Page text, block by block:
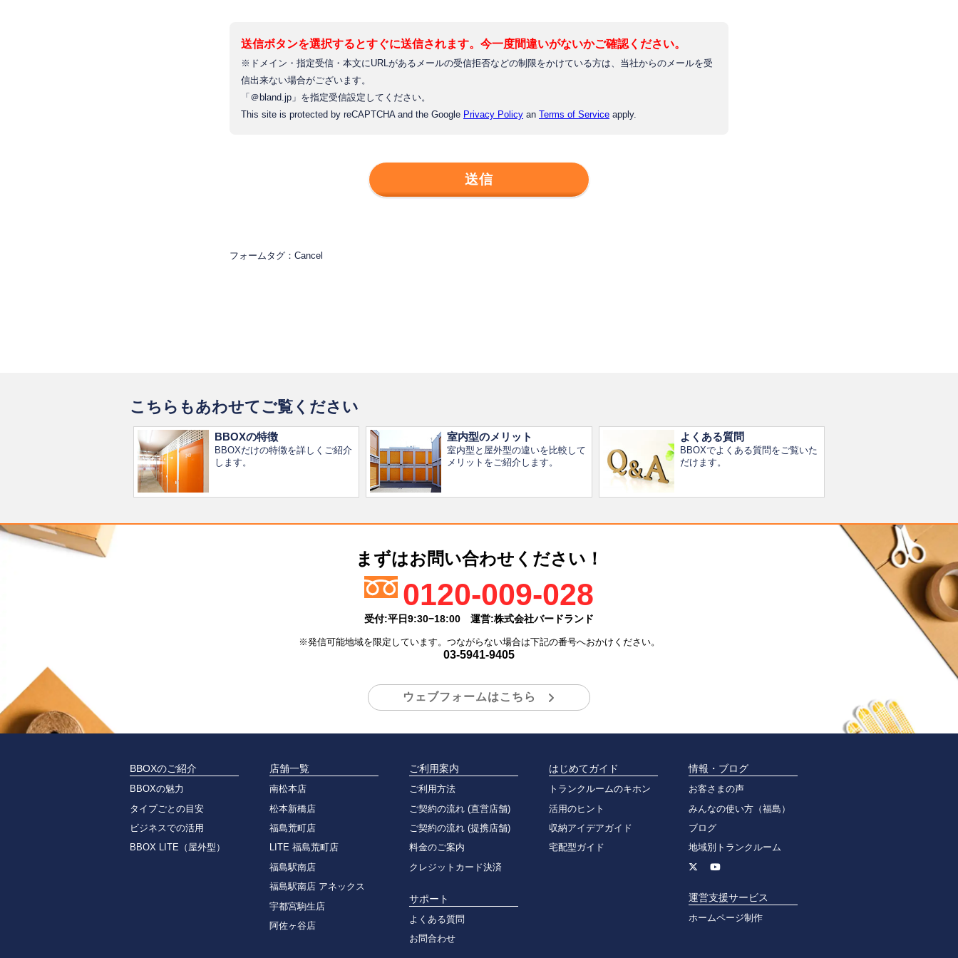
送信ボタンを選択するとすぐに送信されます。今一度間違いがないかご確認ください。
※ドメイン・指定受信・本文にURLがあるメールの受信拒否などの制限をかけている方は、当社からのメールを受
信出来ない場合がございます。
「＠bland.jp」を指定受信設定してください。
This site is protected by reCAPTCHA and the Google Privacy Policy an Terms of Service apply.
フォームタグ：Cancel
こちらもあわせてご覧ください
BBOXの特徴
BBOXだけの特徴を詳しくご紹介
します。
室内型のメリット
室内型と屋外型の違いを比較して
メリットをご紹介します。
よくある質問
BBOXでよくある質問をご覧いた
だけます。
まずはお問い合わせください！
0120-009-028
受付:平日9:30−18:00 運営:株式会社バードランド
※発信可能地域を限定しています。つながらない場合は下記の番号へおかけください。
03-5941-9405
ウェブフォームはこちら
BBOXのご紹介
BBOXの魅力
タイプごとの目安
ビジネスでの活用
BBOX LITE（屋外型）
店舗一覧
南松本店
松本新橋店
福島荒町店
LITE 福島荒町店
福島駅南店
福島駅南店 アネックス
宇都宮駒生店
阿佐ヶ谷店
ご利用案内
ご利用方法
ご契約の流れ (直営店舗)
ご契約の流れ (提携店舗)
料金のご案内
クレジットカード決済
サポート
よくある質問
お問合わせ
はじめてガイド
トランクルームのキホン
活用のヒント
収納アイデアガイド
宅配型ガイド
情報・ブログ
お客さまの声
みんなの使い方（福島）
ブログ
地域別トランクルーム
運営支援サービス
ホームページ制作